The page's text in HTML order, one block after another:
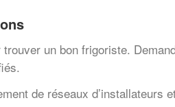
un bon frigoriste.
de réseaux